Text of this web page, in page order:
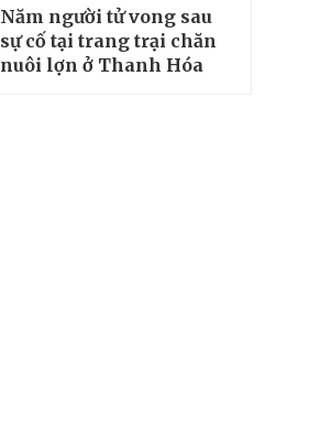
Năm người tử vong sau
sự cố tại trang trại chăn
nuôi lợn ở Thanh Hóa